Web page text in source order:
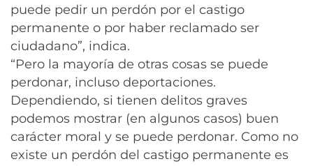
puede pedir un perdón por el castigo
permanente o por haber reclamado ser
ciudadano”, indica.
“Pero la mayoría de otras cosas se puede
perdonar, incluso deportaciones.
Dependiendo, si tienen delitos graves
podemos mostrar (en algunos casos) buen
carácter moral y se puede perdonar. Como no
existe un perdón del castigo permanente es